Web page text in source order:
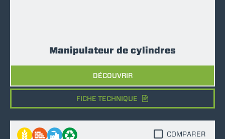
Manipulateur de cylindres
DÉCOUVRIR
FICHE TECHNIQUE
COMPARER